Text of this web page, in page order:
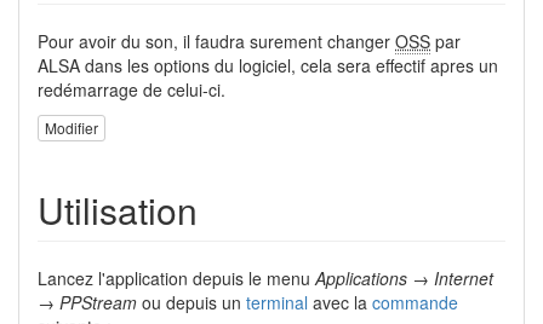
Pour avoir du son, il faudra surement changer OSS par
ALSA dans les options du logiciel, cela sera effectif apres un
redémarrage de celui-ci.
Modifier
Utilisation
Lancez l'application depuis le menu Applications → Internet
→ PPStream ou depuis un terminal avec la commande